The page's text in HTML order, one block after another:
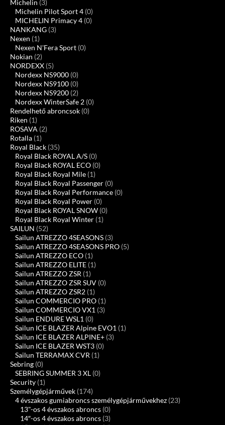
Michelin (3)
Michelin Pilot Sport 4 (0)
MICHELIN Primacy 4 (0)
NANKANG (3)
Nexen (1)
Nexen N'Fera Sport (0)
Nokian (2)
NORDEXX (5)
Nordexx NS9000 (0)
Nordexx NS9100 (0)
Nordexx NS9200 (2)
Nordexx WinterSafe 2 (0)
Rendelhető abroncsok (0)
Riken (1)
ROSAVA (2)
Rotalla (1)
Royal Black (35)
Royal Black ROYAL A/S (0)
Royal Black ROYAL ECO (0)
Royal Black Royal Mile (1)
Royal Black Royal Passenger (0)
Royal Black Royal Performance (0)
Royal Black Royal Power (0)
Royal Black ROYAL SNOW (0)
Royal Black Royal Winter (1)
SAILUN (52)
Sailun ATREZZO 4SEASONS (3)
Sailun ATREZZO 4SEASONS PRO (5)
Sailun ATREZZO ECO (1)
Sailun ATREZZO ELITE (1)
Sailun ATREZZO ZSR (1)
Sailun ATREZZO ZSR SUV (0)
Sailun ATREZZO ZSR2 (1)
Sailun COMMERCIO PRO (1)
Sailun COMMERCIO VX1 (3)
Sailun ENDURE WSL1 (0)
Sailun ICE BLAZER Alpine EVO1 (1)
Sailun ICE BLAZER ALPINE+ (3)
Sailun ICE BLAZER WST3 (0)
Sailun TERRAMAX CVR (1)
Sebring (0)
SEBRING SUMMER 3 XL (0)
Security (1)
Személygépjárművek (174)
4 évszakos gumiabroncs személygépjárművekhez (23)
13"-os 4 évszakos abroncs (0)
14″-os 4 évszakos abroncs (3)